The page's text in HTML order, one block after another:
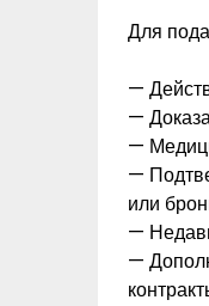
Для
—
—
—
—
или
—
—